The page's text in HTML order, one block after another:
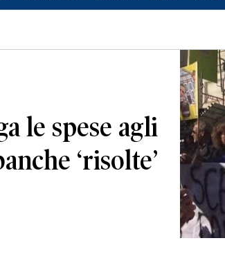
le spese agli
‘risolte’